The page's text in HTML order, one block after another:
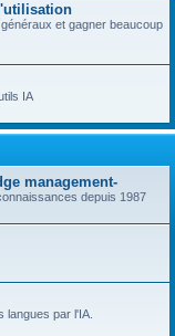
et gagner beaucoup
IA
management-
depuis 1987
langues par l'IA.